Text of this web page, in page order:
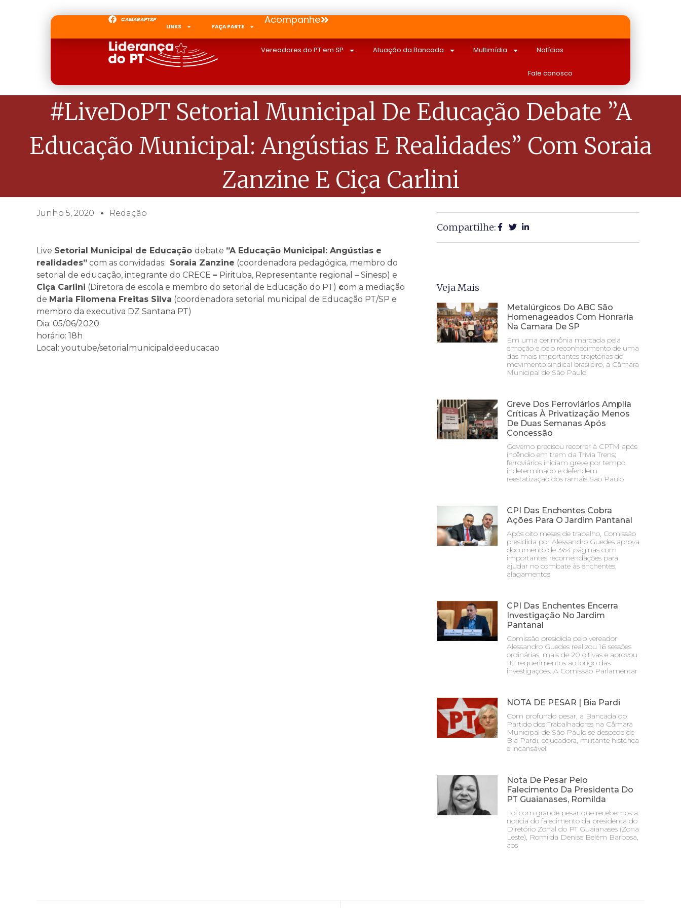
CAMARAPTSP
LINKS
FAÇA PARTE
Acompanhe
Vereadores do PT em SP Atuação da Bancada Multimídia Notícias
Fale conosco
#LiveDoPT Setorial Municipal De Educação Debate ”A
Educação Municipal: Angústias E Realidades” Com Soraia
Zanzine E Ciça Carlini
Junho 5, 2020 Redação
Live Setorial Municipal de Educação debate ”A Educação Municipal: Angústias e
realidades” com as convidadas: Soraia Zanzine (coordenadora pedagógica, membro do
setorial de educação, integrante do CRECE – Pirituba, Representante regional – Sinesp) e
Ciça Carlini (Diretora de escola e membro do setorial de Educação do PT) com a mediação
de Maria Filomena Freitas Silva (coordenadora setorial municipal de Educação PT/SP e
membro da executiva DZ Santana PT)
Dia: 05/06/2020
horário: 18h
Local: youtube/setorialmunicipaldeeducacao
Compartilhe:
Veja Mais
Metalúrgicos Do ABC São
Homenageados Com Honraria
Na Camara De SP
Em uma cerimônia marcada pela
emoção e pelo reconhecimento de uma
das mais importantes trajetórias do
movimento sindical brasileiro, a Câmara
Municipal de São Paulo
Greve Dos Ferroviários Amplia
Críticas À Privatização Menos
De Duas Semanas Após
Concessão
Governo precisou recorrer à CPTM após
incêndio em trem da Trivia Trens;
ferroviários iniciam greve por tempo
indeterminado e defendem
reestatização dos ramais São Paulo
CPI Das Enchentes Cobra
Ações Para O Jardim Pantanal
Após oito meses de trabalho, Comissão
presidida por Alessandro Guedes aprova
documento de 364 páginas com
importantes recomendações para
ajudar no combate às enchentes,
alagamentos
CPI Das Enchentes Encerra
Investigação No Jardim
Pantanal
Comissão presidida pelo vereador
Alessandro Guedes realizou 16 sessões
ordinárias, mais de 20 oitivas e aprovou
112 requerimentos ao longo das
investigações. A Comissão Parlamentar
NOTA DE PESAR | Bia Pardi
Com profundo pesar, a Bancada do
Partido dos Trabalhadores na Câmara
Municipal de São Paulo se despede de
Bia Pardi, educadora, militante histórica
e incansável
Nota De Pesar Pelo
Falecimento Da Presidenta Do
PT Guaianases, Romilda
Foi com grande pesar que recebemos a
notícia do falecimento da presidenta do
Diretório Zonal do PT Guaianases (Zona
Leste), Romilda Denise Belém Barbosa,
aos